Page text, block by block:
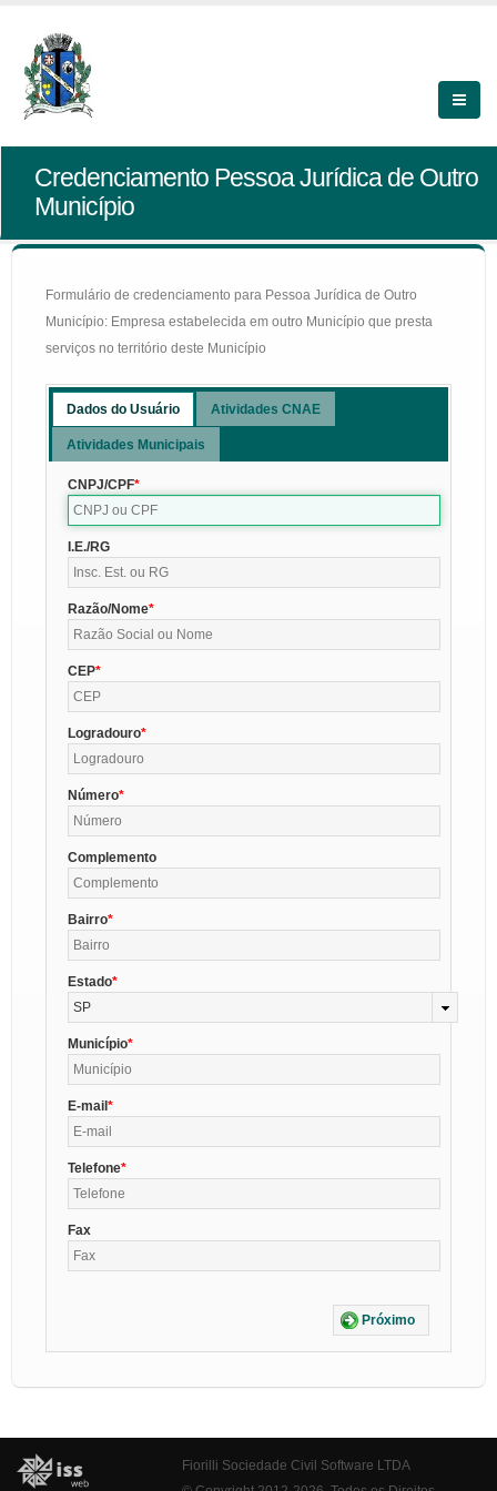
Credenciamento Pessoa Jurídica de Outro
Município
Formulário de credenciamento para Pessoa Jurídica de Outro
Município: Empresa estabelecida em outro Município que presta
serviços no território deste Município
Dados do Usuário Atividades CNAE
Atividades Municipais
CNPJ/CPF
I.E./RG
Razão/Nome
CEP
Logradouro
Número
Complemento
Bairro
Estado
SP
Município
E-mail
Telefone
Fax
Próximo
Fiorilli Sociedade Civil Software LTDA